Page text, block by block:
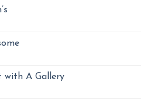
with A Gallery